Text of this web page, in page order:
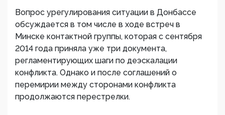
Вопрос урегулирования ситуации в Донбассе
обсуждается в том числе в ходе встреч в
Минске контактной группы, которая с сентября
2014 года приняла уже три документа,
регламентирующих шаги по деэскалации
конфликта. Однако и после соглашений о
перемирии между сторонами конфликта
продолжаются перестрелки.